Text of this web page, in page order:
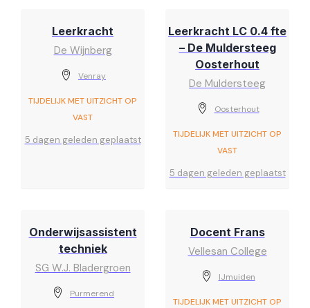
Leerkracht
De Wijnberg
Venray
TIJDELIJK MET UITZICHT OP
VAST
5 dagen geleden geplaatst
Leerkracht LC 0.4 fte
– De Muldersteeg
Oosterhout
De Muldersteeg
Oosterhout
TIJDELIJK MET UITZICHT OP
VAST
5 dagen geleden geplaatst
Onderwijsassistent
techniek
SG W.J. Bladergroen
Purmerend
Docent Frans
Vellesan College
IJmuiden
TIJDELIJK MET UITZICHT OP